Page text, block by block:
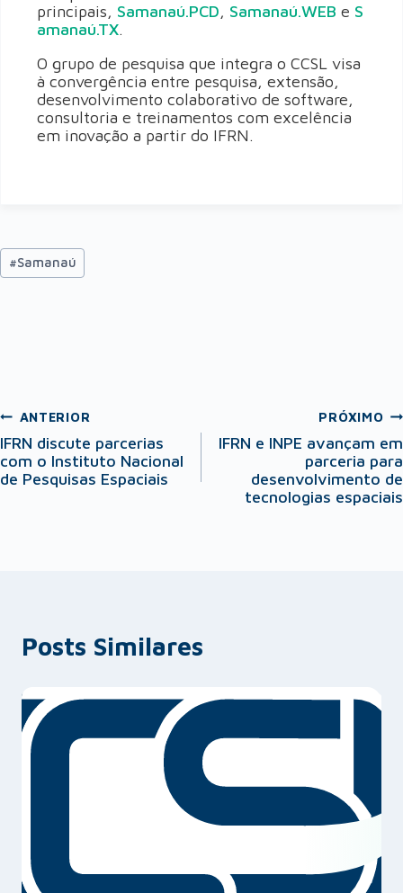
principais, Samanaú.PCD, Samanaú.WEB e S
amanaú.TX.
O grupo de pesquisa que integra o CCSL visa
à convergência entre pesquisa, extensão,
desenvolvimento colaborativo de software,
consultoria e treinamentos com excelência
em inovação a partir do IFRN.
#Samanaú
ANTERIOR
IFRN discute parcerias
com o Instituto Nacional
de Pesquisas Espaciais
PRÓXIMO
IFRN e INPE avançam em
parceria para
desenvolvimento de
tecnologias espaciais
Posts Similares